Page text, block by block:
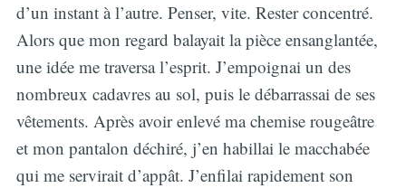
d’un instant à l’autre. Penser, vite. Rester concentré.
Alors que mon regard balayait la pièce ensanglantée,
une idée me traversa l’esprit. J’empoignai un des
nombreux cadavres au sol, puis le débarrassai de ses
vêtements. Après avoir enlevé ma chemise rougeâtre
et mon pantalon déchiré, j’en habillai le macchabée
qui me servirait d’appât. J’enfilai rapidement son